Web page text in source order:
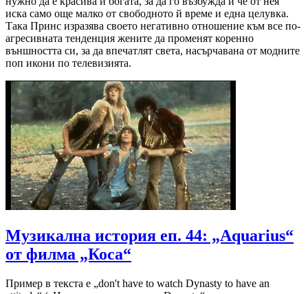
иска само още малко от свободното й време и една целувка.
Така Принс изразява своето негативно отношение към все по-
агресивната тенденция жените да променят коренно
външността си, за да впечатлят света, насърчавана от модните
поп икони по телевизията.
Музикална история еп. 44: „Aquarius“
от филма „Коса“
Пример в текста е „don't have to watch Dynasty to have an